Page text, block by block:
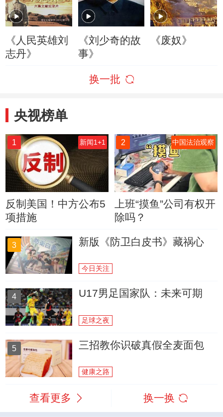
《人民英雄刘
志丹》
《刘少奇的故
事》
《废奴》
换一批
央视榜单
1 新闻1+1
反制美国！中方公布5
项措施
2 中国法治观察
上班“摸鱼”公司有权开
除吗？
3 新版《防卫白皮书》藏祸心
今日关注
4 U17男足国家队：未来可期
足球之夜
5 三招教你识破真假全麦面包
健康之路
查看更多 换一换